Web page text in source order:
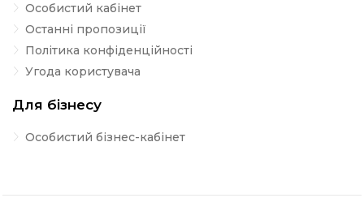
Особистий кабінет
Останні пропозиції
Політика конфіденційності
Угода користувача
Для бізнесу
Особистий бізнес-кабінет